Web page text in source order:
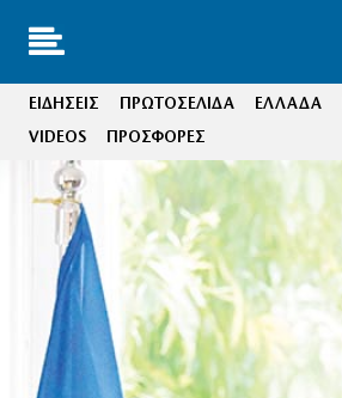
ΕΙΔΗΣΕΙΣ ΠΡΩΤΟΣΕΛΙΔΑ ΕΛΛΑΔΑ
VIDEOS
ΠΡΟΣΦΟΡΕΣ